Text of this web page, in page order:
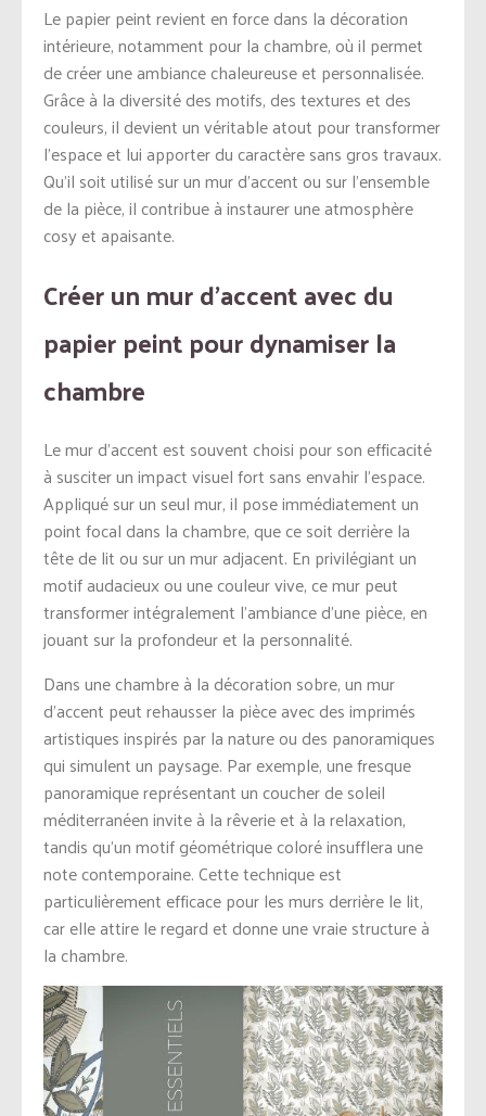
Le papier peint revient en force dans la décoration
intérieure, notamment pour la chambre, où il permet
de créer une ambiance chaleureuse et personnalisée.
Grâce à la diversité des motifs, des textures et des
couleurs, il devient un véritable atout pour transformer
l’espace et lui apporter du caractère sans gros travaux.
Qu’il soit utilisé sur un mur d’accent ou sur l’ensemble
de la pièce, il contribue à instaurer une atmosphère
cosy et apaisante.
Créer un mur d’accent avec du
papier peint pour dynamiser la
chambre
Le mur d’accent est souvent choisi pour son efficacité
à susciter un impact visuel fort sans envahir l’espace.
Appliqué sur un seul mur, il pose immédiatement un
point focal dans la chambre, que ce soit derrière la
tête de lit ou sur un mur adjacent. En privilégiant un
motif audacieux ou une couleur vive, ce mur peut
transformer intégralement l’ambiance d’une pièce, en
jouant sur la profondeur et la personnalité.
Dans une chambre à la décoration sobre, un mur
d’accent peut rehausser la pièce avec des imprimés
artistiques inspirés par la nature ou des panoramiques
qui simulent un paysage. Par exemple, une fresque
panoramique représentant un coucher de soleil
méditerranéen invite à la rêverie et à la relaxation,
tandis qu’un motif géométrique coloré insufflera une
note contemporaine. Cette technique est
particulièrement efficace pour les murs derrière le lit,
car elle attire le regard et donne une vraie structure à
la chambre.